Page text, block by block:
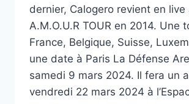
dernier, Calogero revient en live
A.M.O.U.R TOUR en 2014. Une
France, Belgique, Suisse,
une date à Paris La Défense
samedi 9 mars 2024. Il fera un
vendredi 22 mars 2024 à